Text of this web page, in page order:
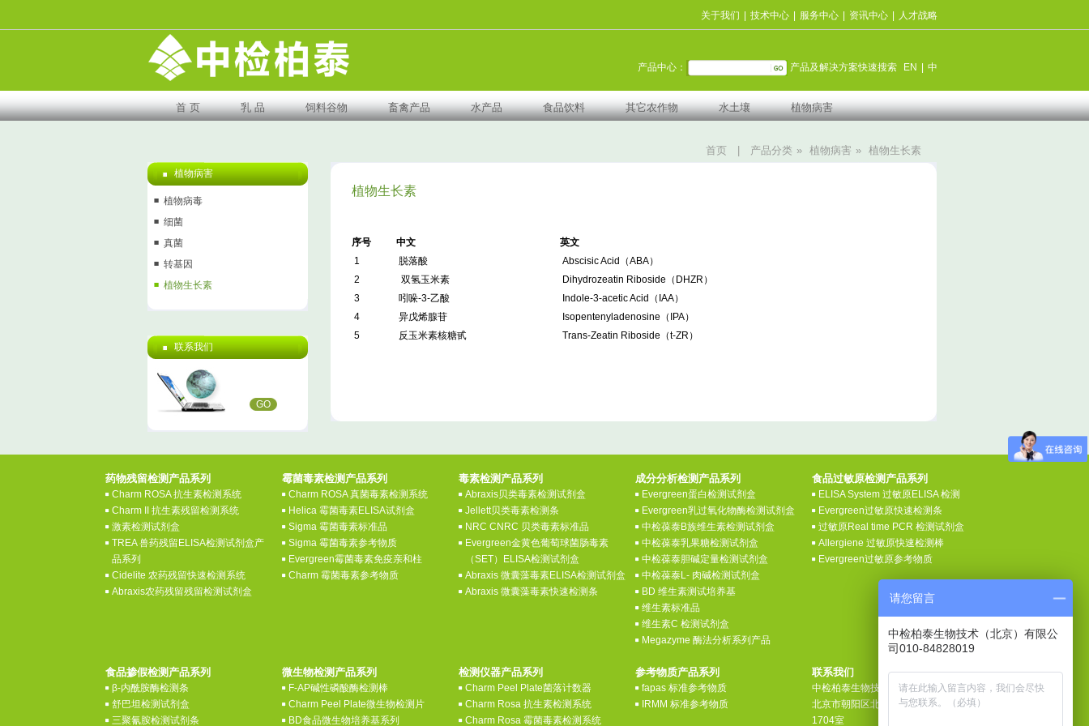
关于我们 技术中心 服务中心 资讯中心 人才战略
产品中心： 产品及解决方案快速搜索 EN 中
首 页 乳 品 饲料谷物 畜禽产品 水产品 食品饮料 其它农作物 水土壤 植物病害
首页 产品分类 » 植物病害 » 植物生长素
植物病害
植物病毒
细菌
真菌
转基因
植物生长素
联系我们
GO
植物生长素
序号 中文
英文
1
脱落酸
Abscisic Acid（ABA）
2
双氢玉米素
Dihydrozeatin Riboside（DHZR）
3
吲哚-3-乙酸
Indole-3-acetic Acid（IAA）
4
异戊烯腺苷
Isopentenyladenosine（IPA）
5
反玉米素核糖甙 Trans-Zeatin Riboside（t-ZR）
药物残留检测产品系列
Charm ROSA 抗生素检测系统
Charm II 抗生素残留检测系统
激素检测试剂盒
TREA 兽药残留ELISA检测试剂盒产
品系列
Cidelite 农药残留快速检测系统
Abraxis农药残留残留检测试剂盒
霉菌毒素检测产品系列
Charm ROSA 真菌毒素检测系统
Helica 霉菌毒素ELISA试剂盒
Sigma 霉菌毒素标准品
Sigma 霉菌毒素参考物质
Evergreen霉菌毒素免疫亲和柱
Charm 霉菌毒素参考物质
毒素检测产品系列
Abraxis贝类毒素检测试剂盒
Jellett贝类毒素检测条
NRC CNRC 贝类毒素标准品
Evergreen金黄色葡萄球菌肠毒素
（SET）ELISA检测试剂盒
Abraxis 微囊藻毒素ELISA检测试剂盒
Abraxis 微囊藻毒素快速检测条
成分分析检测产品系列
Evergreen蛋白检测试剂盒
Evergreen乳过氧化物酶检测试剂盒
中检葆泰B族维生素检测试剂盒
中检葆泰乳果糖检测试剂盒
中检葆泰胆碱定量检测试剂盒
中检葆泰L- 肉碱检测试剂盒
BD 维生素测试培养基
维生素标准品
维生素C 检测试剂盒
Megazyme 酶法分析系列产品
食品过敏原检测产品系列
ELISA System 过敏原ELISA 检测
Evergreen过敏原快速检测条
过敏原Real time PCR 检测试剂盒
Allergiene 过敏原快速检测棒
Evergreen过敏原参考物质
食品掺假检测产品系列
β-内酰胺酶检测条
舒巴坦检测试剂盒
三聚氰胺检测试剂条
微生物检测产品系列
F-AP碱性磷酸酶检测棒
Charm Peel Plate微生物检测片
BD食品微生物培养基系列
检测仪器产品系列
Charm Peel Plate菌落计数器
Charm Rosa 抗生素检测系统
Charm Rosa 霉菌毒素检测系统
参考物质产品系列
fapas 标准参考物质
IRMM 标准参考物质
联系我们
中检柏泰生物技术（北京）有限公司
北京市朝阳区北苑路32号院安全大厦
1704室
请您留言
中检柏泰生物技术（北京）有限公
司010-84828019